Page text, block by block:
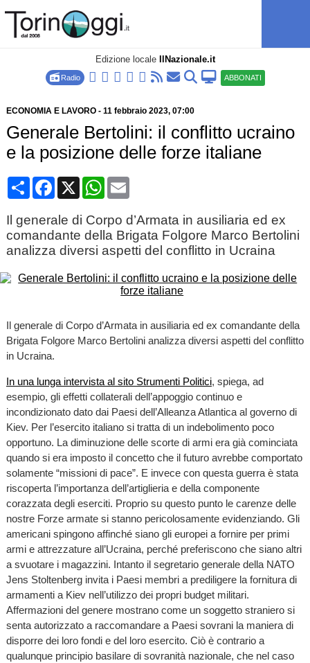
Edizione locale IlNazionale.it
Radio ABBONATI
ECONOMIA E LAVORO- 11 febbraio 2023, 07:00
Generale Bertolini: il conflitto ucraino
e la posizione delle forze italiane
CondividiFacebook
X WhatsApp
Email
Il generale di Corpo d’Armata in ausiliaria ed ex
comandante della Brigata Folgore Marco Bertolini
analizza diversi aspetti del conflitto in Ucraina
Il generale di Corpo d’Armata in ausiliaria ed ex comandante della
Brigata Folgore Marco Bertolini analizza diversi aspetti del conflitto
in Ucraina.
In una lunga intervista al sito Strumenti Politici, spiega, ad
esempio, gli effetti collaterali dell’appoggio continuo e
incondizionato dato dai Paesi dell’Alleanza Atlantica al governo di
Kiev. Per l’esercito italiano si tratta di un indebolimento poco
opportuno. La diminuzione delle scorte di armi era già cominciata
quando si era imposto il concetto che il futuro avrebbe comportato
solamente “missioni di pace”. E invece con questa guerra è stata
riscoperta l’importanza dell’artiglieria e della componente
corazzata degli eserciti. Proprio su questo punto le carenze delle
nostre Forze armate si stanno pericolosamente evidenziando. Gli
americani spingono affinché siano gli europei a fornire per primi
armi e attrezzature all’Ucraina, perché preferiscono che siano altri
a svuotare i magazzini. Intanto il segretario generale della NATO
Jens Stoltenberg invita i Paesi membri a prediligere la fornitura di
armamenti a Kiev nell’utilizzo dei propri budget militari.
Affermazioni del genere mostrano come un soggetto straniero si
senta autorizzato a raccomandare a Paesi sovrani la maniera di
disporre dei loro fondi e del loro esercito. Ciò è contrario a
qualunque principio basilare di sovranità nazionale, che nel caso